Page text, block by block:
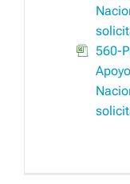
560-